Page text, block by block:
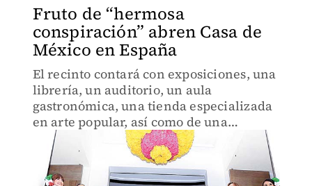
Fruto de “hermosa
conspiración” abren Casa de
México en España
El recinto contará con exposiciones, una
librería, un auditorio, un aula
gastronómica, una tienda especializada
en arte popular, así como de una
colección permanente de arte mexicano.